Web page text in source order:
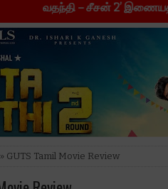
சீசன் 2’ இணையத் தொடர் விமர்சனம்
» GUTS Tamil Movie Review